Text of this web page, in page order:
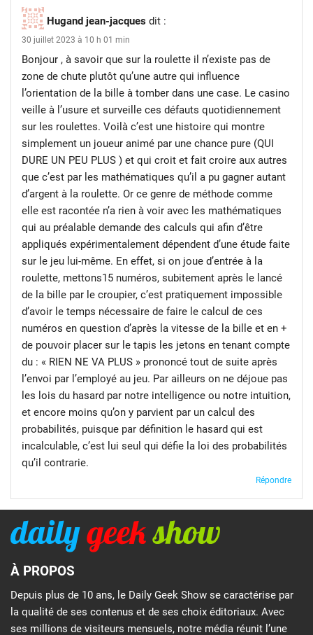
Hugand jean-jacques dit :
30 juillet 2023 à 10 h 01 min
Bonjour , à savoir que sur la roulette il n’existe pas de
zone de chute plutôt qu’une autre qui influence
l’orientation de la bille à tomber dans une case. Le casino
veille à l’usure et surveille ces défauts quotidiennement
sur les roulettes. Voilà c’est une histoire qui montre
simplement un joueur animé par une chance pure (QUI
DURE UN PEU PLUS ) et qui croit et fait croire aux autres
que c’est par les mathématiques qu’il a pu gagner autant
d’argent à la roulette. Or ce genre de méthode comme
elle est racontée n’a rien à voir avec les mathématiques
qui au préalable demande des calculs qui afin d’être
appliqués expérimentalement dépendent d’une étude faite
sur le jeu lui-même. En effet, si on joue d’entrée à la
roulette, mettons15 numéros, subitement après le lancé
de la bille par le croupier, c’est pratiquement impossible
d’avoir le temps nécessaire de faire le calcul de ces
numéros en question d’après la vitesse de la bille et en +
de pouvoir placer sur le tapis les jetons en tenant compte
du : « RIEN NE VA PLUS » prononcé tout de suite après
l’envoi par l’employé au jeu. Par ailleurs on ne déjoue pas
les lois du hasard par notre intelligence ou notre intuition,
et encore moins qu’on y parvient par un calcul des
probabilités, puisque par définition le hasard qui est
incalculable, c’est lui seul qui défie la loi des probabilités
qu’il contrarie.
Répondre
À PROPOS
Depuis plus de 10 ans, le Daily Geek Show se caractérise par
la qualité de ses contenus et de ses choix éditoriaux. Avec
ses millions de visiteurs mensuels, notre média réunit l’une